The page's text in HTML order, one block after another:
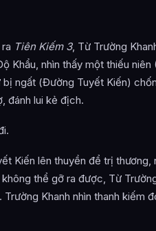
Tiên Kiếm 3, Từ Trường
Khẩu, nhìn thấy một thiếu niên
ngất (Đường Tuyết Kiến)
đánh lui kẻ địch.
Kiến lên thuyền để trị thương,
thể gỡ ra được, Từ
Khanh nhìn thanh kiếm